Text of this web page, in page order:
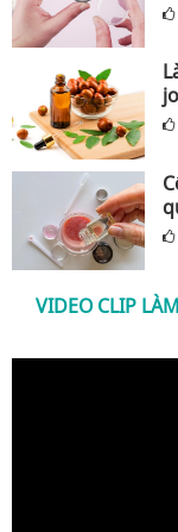
VIDEO CLIP